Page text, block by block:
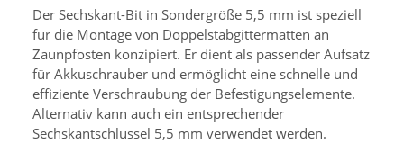
Der Sechskant-Bit in Sondergröße 5,5 mm ist speziell
für die Montage von Doppelstabgittermatten an
Zaunpfosten konzipiert. Er dient als passender Aufsatz
für Akkuschrauber und ermöglicht eine schnelle und
effiziente Verschraubung der Befestigungselemente.
Alternativ kann auch ein entsprechender
Sechskantschlüssel 5,5 mm verwendet werden.